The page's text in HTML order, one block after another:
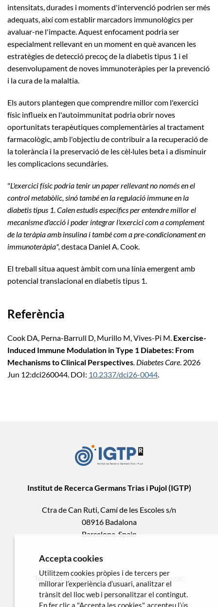
intensitats, durades i moments d'intervenció podrien ser més
adequats, així com establir marcadors immunològics per
avaluar-ne l'impacte. Aquest enfocament podria ser
especialment rellevant en un moment en què avancen les
estratègies de detecció precoç de la diabetis tipus 1 i el
desenvolupament de noves immunoteràpies per la prevenció
i la cura de la malaltia.
Els autors plantegen que comprendre millor com l'exercici
físic influeix en l'autoimmunitat podria obrir noves
oportunitats terapèutiques complementàries al tractament
farmacològic, amb l'objectiu de contribuir a la recuperació de
la tolerància i la preservació de les cèl·lules beta i a disminuir
les complicacions secundàries.
"L'exercici físic podria tenir un paper rellevant no només en el
control metabòlic, sinó també en la regulació immune en la
diabetis tipus 1. Calen estudis específics per entendre millor el
mecanisme d'acció i poder integrar l'exercici com a complement
de la teràpia amb insulina i també com a pre-condicionament en
immunoteràpia",destaca Daniel A. Cook.
El treball situa aquest àmbit com una línia emergent amb
potencial translacional en diabetis tipus 1.
Referència
Cook DA, Perna-Barrull D, Murillo M, Vives-Pi M. Exercise-
Induced Immune Modulation in Type 1 Diabetes: From
Mechanisms to Clinical Perspectives. Diabetes Care. 2026
Jun 12:dci260044. DOI: 10.2337/dci26-0044.
Institut de Recerca Germans Trias i Pujol (IGTP)
Ctra de Can Ruti, Camí de les Escoles s/n
08916 Badalona
Barcelona, Spain
Tel.(+34) 93 554 3050 .comunicacio@igtp.cat
Accepta cookies
Utilitzem cookies pròpies i de tercers per
millorar l’experiència d’usuari, analitzar el
trànsit del lloc web i personalitzar el contingut.
En fer clic a "Accepta les cookies", accepteu l’ús